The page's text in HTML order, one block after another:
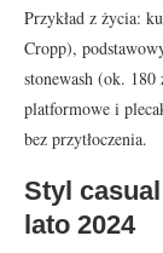
Przykład z życia:
Cropp),
stonewash (ok. 180
platformowe i
bez przytłoczenia.
Styl
lato 2024